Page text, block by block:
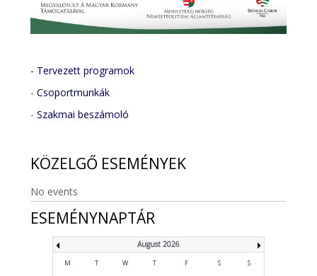
- Tervezett programok
-Csoportmunkák
-Szakmai beszámoló
KÖZELGŐ ESEMÉNYEK
No events
ESEMÉNYNAPTÁR
August 2026
M T W T F S S